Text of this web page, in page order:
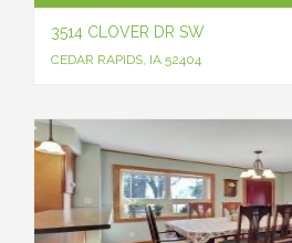
3514 CLOVER DR SW
CEDAR RAPIDS, IA 52404